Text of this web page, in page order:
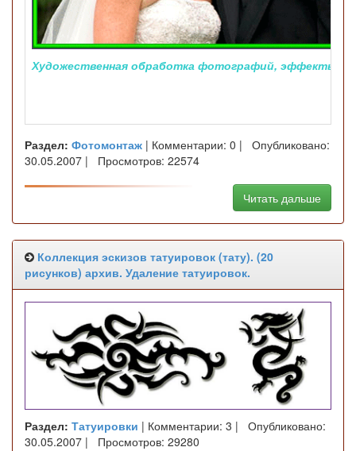
Художественная обработка фотографий, эффекты
Раздел: Фотомонтаж | Комментарии: 0 | Опубликовано:
30.05.2007 | Просмотров: 22574
Читать дальше
Коллекция эскизов татуировок (тату). (20
рисунков) архив. Удаление татуировок.
Раздел: Татуировки | Комментарии: 3 | Опубликовано:
30.05.2007 | Просмотров: 29280